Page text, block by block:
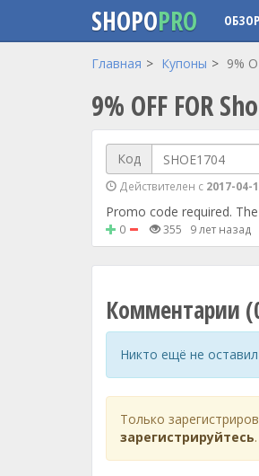
Перейти к основному содержанию
SHOPOPRO
Главная Купоны 9%
9% OFF FOR
Код
Действителен с 2017-04-
Promo code required.
0 355 9 лет назад
Комментарии
Никто ещё не
Только
зарегистрируйтесь.